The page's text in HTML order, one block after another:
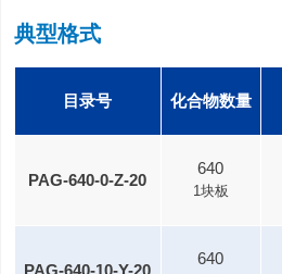
典型格式
目录号 化合物数量
PAG-640-0-Z-20
640
1块板
PAG-640-10-Y-20
640